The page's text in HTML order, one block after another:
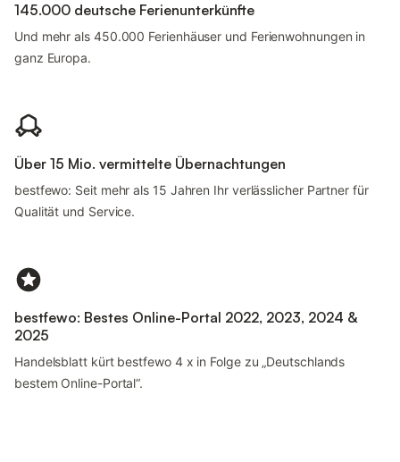
145.000 deutsche Ferienunterkünfte
Und mehr als 450.000 Ferienhäuser und Ferienwohnungen in
ganz Europa.
Über 15 Mio. vermittelte Übernachtungen
bestfewo: Seit mehr als 15 Jahren Ihr verlässlicher Partner für
Qualität und Service.
bestfewo: Bestes Online-Portal 2022, 2023, 2024 &
2025
Handelsblatt kürt bestfewo 4 x in Folge zu „Deutschlands
bestem Online-Portal“.